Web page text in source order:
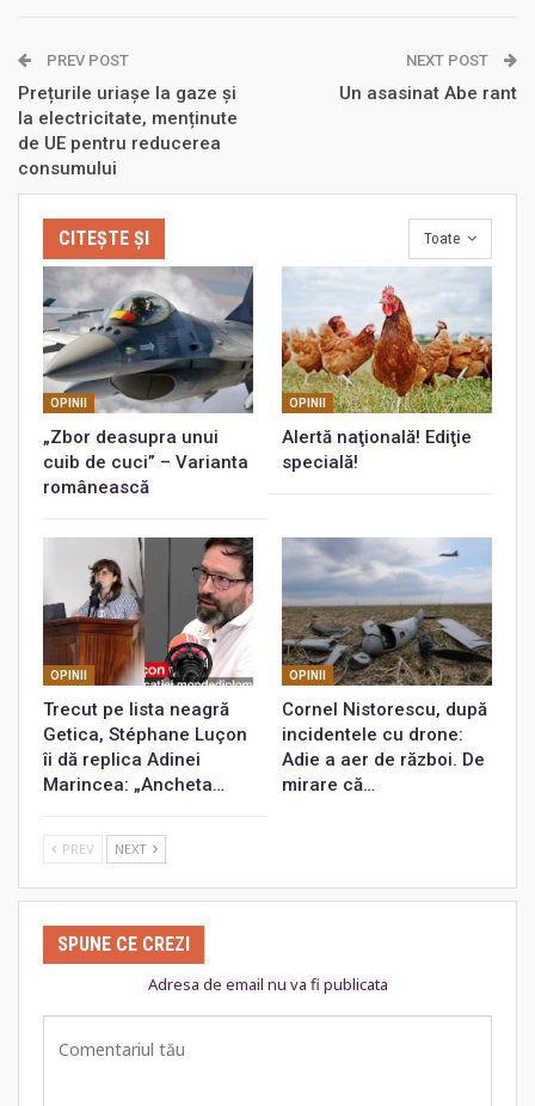
PREV POST
Prețurile uriașe la gaze și
la electricitate, menținute
de UE pentru reducerea
consumului
NEXT POST
Un asasinat Abe rant
Toate
CITEȘTE ȘI
OPINII
„Zbor deasupra unui
cuib de cuci” – Varianta
românească
OPINII
Alertă naţională! Ediţie
specială!
OPINII
Trecut pe lista neagră
Getica, Stéphane Luçon
îi dă replica Adinei
Marincea: „Ancheta…
OPINII
Cornel Nistorescu, după
incidentele cu drone:
Adie a aer de război. De
mirare că…
PREV NEXT
SPUNE CE CREZI
Adresa de email nu va fi publicata